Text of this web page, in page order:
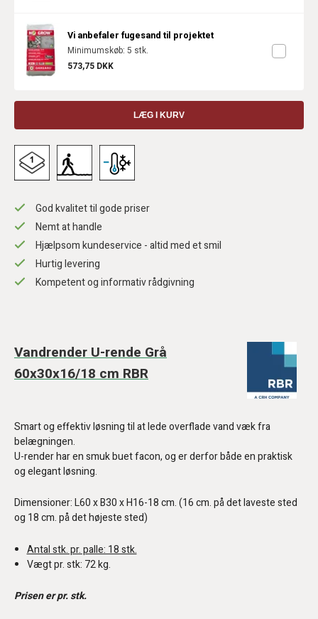
Vi anbefaler fugesand til projektet
Minimumskøb: 5 stk.
573,75 DKK
LÆG I KURV
God kvalitet til gode priser
Nemt at handle
Hjælpsom kundeservice - altid med et smil
Hurtig levering
Kompetent og informativ rådgivning
Vandrender U-rende Grå
60x30x16/18 cm RBR
Smart og effektiv løsning til at lede overflade vand væk fra
belægningen.
U-render har en smuk buet facon, og er derfor både en praktisk
og elegant løsning.
Dimensioner: L60 x B30 x H16-18 cm. (16 cm. på det laveste sted
og 18 cm. på det højeste sted)
Antal stk. pr. palle: 18 stk.
Vægt pr. stk: 72 kg.
Prisen er pr. stk.